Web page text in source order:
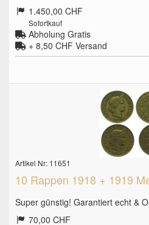
1.450,00 CHF
Sofortkauf
Abholung Gratis
+ 8,50 CHF Versand
Artikel Nr: 11651
10 Rappen 1918 + 1919
Super günstig! Garantiert echt &
70,00 CHF